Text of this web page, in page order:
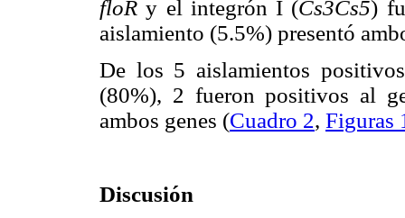
floR y el integrón I (Cs3Cs5)
aislamiento (5.5%) presentó
De los 5 aislamientos
(80%), 2 fueron positivos al
ambos genes (Cuadro 2, Figuras
Discusión